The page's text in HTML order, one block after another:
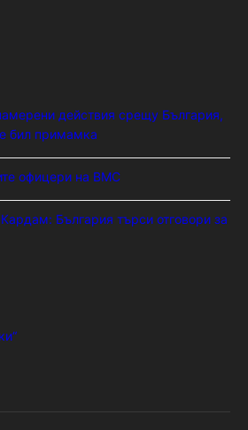
действия срещу България,
бил примамка
офицери на ВМС
България търси отговори за